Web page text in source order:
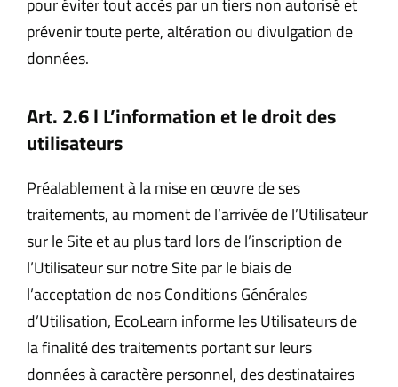
prévenir toute perte, altération ou divulgation de
données.
Art. 2.6 l L’information et le droit des
utilisateurs
Préalablement à la mise en œuvre de ses
traitements, au moment de l’arrivée de l’Utilisateur
sur le Site et au plus tard lors de l’inscription de
l’Utilisateur sur notre Site par le biais de
l’acceptation de nos Conditions Générales
d’Utilisation, EcoLearn informe les Utilisateurs de
la finalité des traitements portant sur leurs
données à caractère personnel, des destinataires